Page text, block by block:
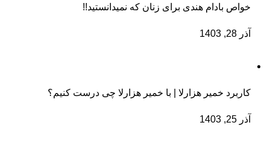
خواص بادام هندی برای زنان که نمیدانستید!!
آذر 28, 1403
کاربرد خمیر هزارلا | با خمیر هزارلا چی درست کنیم؟
آذر 25, 1403